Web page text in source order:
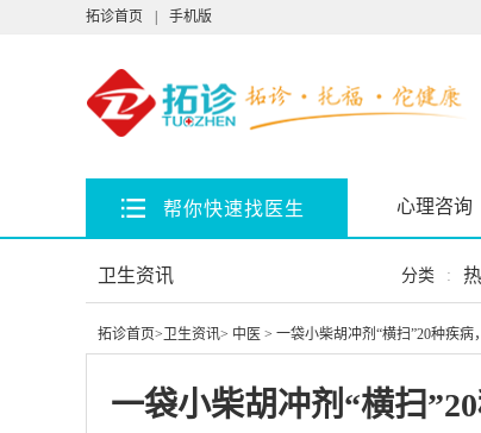
拓诊首页 手机版
帮你快速找医生 心理咨询
卫生资讯 分类 :
拓诊首页> 卫生资讯> 中医 > 一袋小柴胡冲剂“横扫”20种疾
一袋小柴胡冲剂“横扫